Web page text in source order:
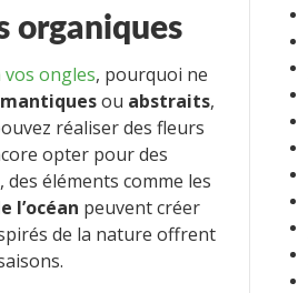
organiques
ongles, pourquoi ne
ou abstraits,
réaliser des fleurs
opter pour des
éléments comme les
l’océan peuvent créer
de la nature offrent